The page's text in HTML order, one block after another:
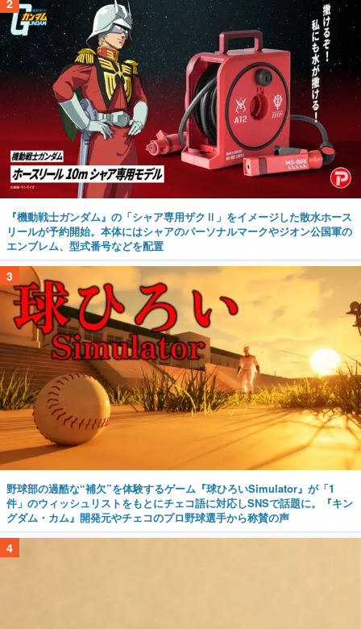
『機動戦士ガンダム』の「シャア専用ザクⅡ」をイメージした散水ホース
リールが予約開始。本体にはシャアのパーソナルマークやジオン公国軍の
エンブレム、型式番号などを配置
3
野球部の過酷な“補欠”を体験するゲーム『球ひろいSimulator』が「1
件」のウィッシュリストをもとにチェコ語に対応しSNSで話題に。『キン
グダム・カム』開発元やチェコのプロ野球選手から称賛の声
4